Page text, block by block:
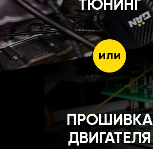
ТЮНИНГ
или
ПРОШИВКА
ДВИГАТЕЛЯ